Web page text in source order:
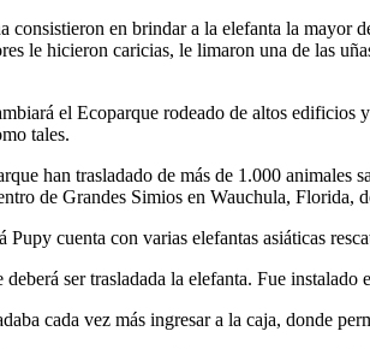
consistieron en brindar a la elefanta la mayor
le hicieron caricias, le limaron una de las
el Ecoparque rodeado de altos
tales.
han trasladado de más de 1.000
de Grandes Simios en Wauchula, Florida,
cuenta con varias elefantas asiáticas
ser trasladada la elefanta. Fue
cada vez más ingresar a la caja, donde